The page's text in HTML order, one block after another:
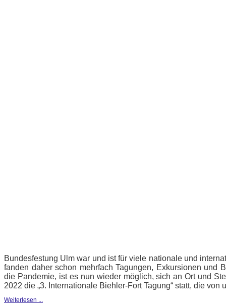
Bundesfestung Ulm war und ist für viele nationale und
fanden daher schon mehrfach Tagungen, Exkursionen und
die Pandemie, ist es nun wieder möglich, sich an Ort und
2022 die „3. Internationale Biehler-Fort Tagung“ statt, die von
Weiterlesen ...